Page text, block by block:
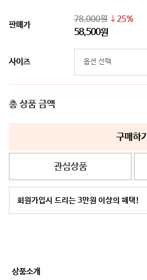
판매가
78,000원 25%
58,500원
사이즈
총 상품 금액
구매하기
관심상품
회원가입시 드리는 3만원 이상의 혜택!
상품소개